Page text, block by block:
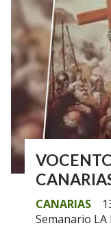
Semanario LA
CANARIAS